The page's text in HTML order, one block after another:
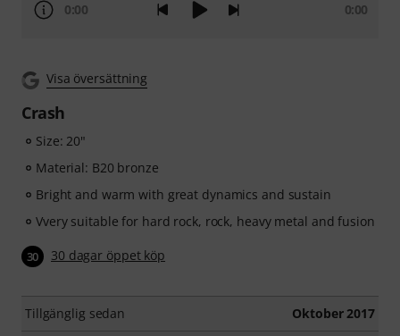
0:00 0:00
Visa översättning
Crash
Size: 20"
Material: B20 bronze
Bright and warm with great dynamics and sustain
Vvery suitable for hard rock, rock, heavy metal and fusion
30 30 dagar öppet köp
Tillgänglig sedan Oktober 2017